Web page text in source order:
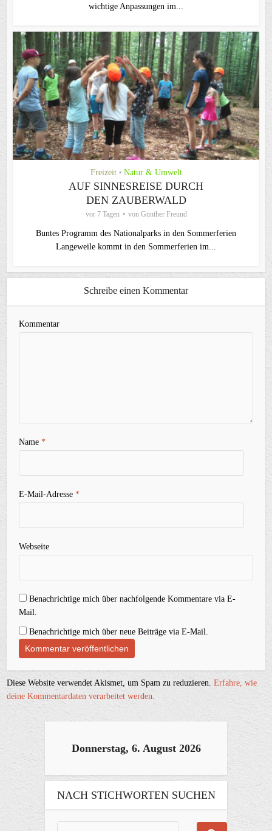
wichtige Anpassungen im...
Freizeit • Natur & Umwelt
AUF SINNESREISE DURCH
DEN ZAUBERWALD
vor 7 Tagen von Günther Freund
Buntes Programm des Nationalparks in den Sommerferien
Langeweile kommt in den Sommerferien im...
Schreibe einen Kommentar
Kommentar
Name*
E-Mail-Adresse*
Webseite
Benachrichtige mich über nachfolgende Kommentare via E-
Mail.
Benachrichtige mich über neue Beiträge via E-Mail.
Diese Website verwendet Akismet, um Spam zu reduzieren.Erfahre, wie
deine Kommentardaten verarbeitet werden.
Donnerstag, 6. August 2026
NACH STICHWORTEN SUCHEN